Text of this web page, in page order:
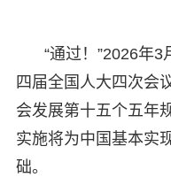
“通过！”2026年
四届全国人大四次会
会发展第十五个五年
实施将为中国基本实
础。